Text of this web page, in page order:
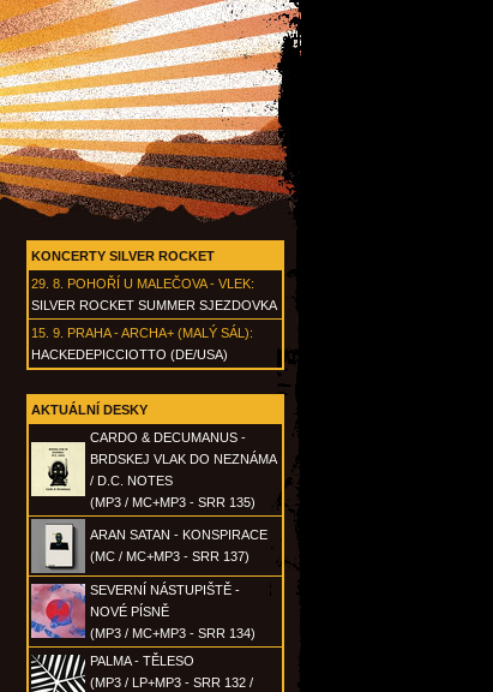
KONCERTY SILVER ROCKET
29. 8. POHOŘÍ U MALEČOVA - VLEK:
SILVER ROCKET SUMMER SJEZDOVKA
15. 9. PRAHA - ARCHA+ (MALÝ SÁL):
HACKEDEPICCIOTTO (DE/USA)
AKTUÁLNÍ DESKY
CARDO & DECUMANUS -
BRDSKEJ VLAK DO NEZNÁMA
/ D.C. NOTES
(MP3 / MC+MP3 - SRR 135)
ARAN SATAN - KONSPIRACE
(MC / MC+MP3 - SRR 137)
SEVERNÍ NÁSTUPIŠTĚ -
NOVÉ PÍSNĚ
(MP3 / MC+MP3 - SRR 134)
PALMA - TĚLESO
(MP3 / LP+MP3 - SRR 132 /